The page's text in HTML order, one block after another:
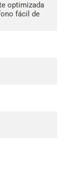
optimizada
fácil de